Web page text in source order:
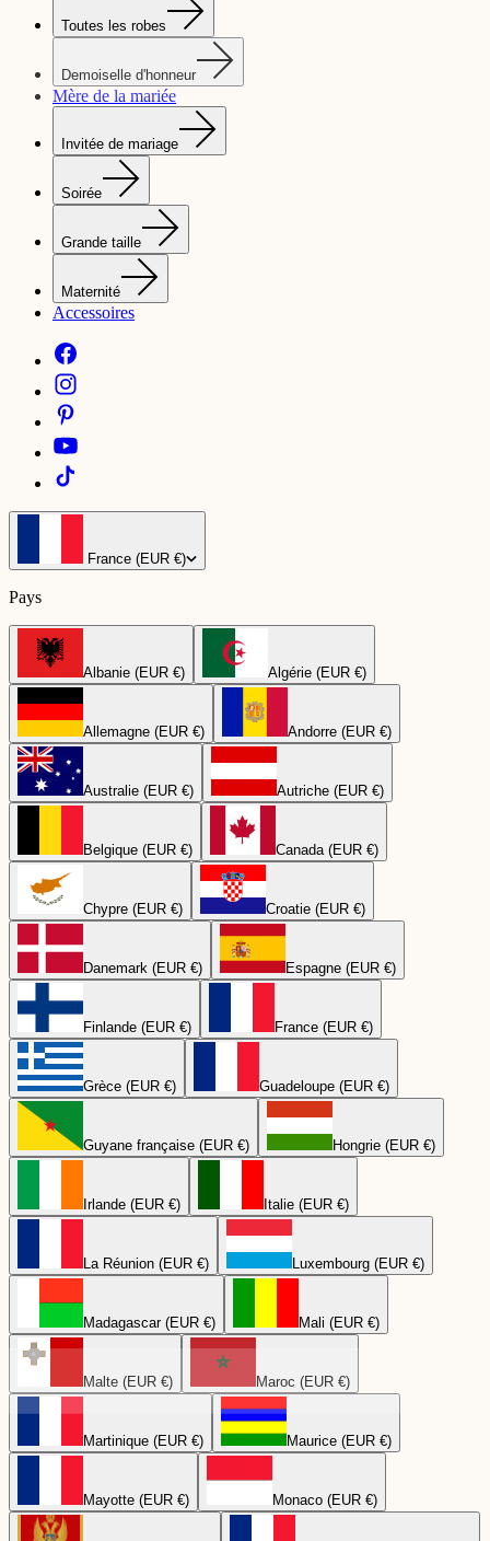
Toutes les robes
Demoiselle d'honneur
Mère de la mariée
Invitée de mariage
Soirée
Grande taille
Maternité
Accessoires
France (EUR €)
Pays
Albanie (EUR €) Algérie (EUR €)
Allemagne (EUR €) Andorre (EUR €)
Australie (EUR €) Autriche (EUR €)
Belgique (EUR €) Canada (EUR €)
Chypre (EUR €) Croatie (EUR €)
Danemark (EUR €) Espagne (EUR €)
Finlande (EUR €) France (EUR €)
Grèce (EUR €) Guadeloupe (EUR €)
Guyane française (EUR €) Hongrie (EUR €)
Irlande (EUR €) Italie (EUR €)
La Réunion (EUR €) Luxembourg (EUR €)
Madagascar (EUR €) Mali (EUR €)
Malte (EUR €) Maroc (EUR €)
Martinique (EUR €) Maurice (EUR €)
Mayotte (EUR €) Monaco (EUR €)